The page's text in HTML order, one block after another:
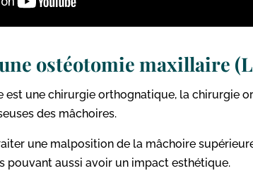
ostéotomie maxillaire
est une chirurgie orthognatique, la chirurgie
des mâchoires.
une malposition de la mâchoire
pouvant aussi avoir un impact esthétique.